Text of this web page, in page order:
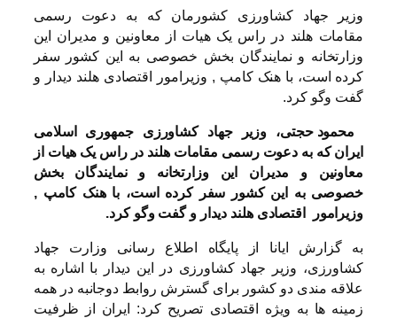
وزیر جهاد کشاورزی کشورمان که به دعوت رسمی
مقامات هلند در راس یک هیات از معاونین و مدیران این
وزارتخانه و نمایندگان بخش خصوصی به این کشور سفر
کرده است، با هنک کامپ , وزیرامور اقتصادی هلند دیدار و
گفت وگو کرد.
محمود حجتی، وزیر جهاد کشاورزی جمهوری اسلامی
ایران که به دعوت رسمی مقامات هلند در راس یک هیات از
معاونین و مدیران این وزارتخانه و نمایندگان بخش
خصوصی به این کشور سفر کرده است، با هنک کامپ ,
وزیرامور
اقتصادی هلند دیدار و گفت وگو کرد.
به گزارش ایانا از پایگاه اطلاع رسانی وزارت جهاد
کشاورزی، وزیر جهاد کشاورزی در این دیدار با اشاره به
علاقه مندی دو کشور برای گسترش روابط دوجانبه در همه
زمینه ها به ویژه اقتصادی تصریح کرد: ایران از ظرفیت